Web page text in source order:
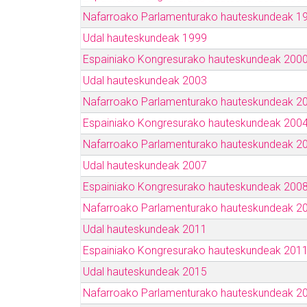
Nafarroako Parlamenturako hauteskundeak
Udal hauteskundeak 1999
Espainiako Kongresurako hauteskundeak 2000
Udal hauteskundeak 2003
Nafarroako Parlamenturako hauteskundeak
Espainiako Kongresurako hauteskundeak
Nafarroako Parlamenturako hauteskundeak
Udal hauteskundeak 2007
Espainiako Kongresurako hauteskundeak 2008
Nafarroako Parlamenturako hauteskundeak
Udal hauteskundeak 2011
Espainiako Kongresurako hauteskundeak 2011
Udal hauteskundeak 2015
Nafarroako Parlamenturako hauteskundeak